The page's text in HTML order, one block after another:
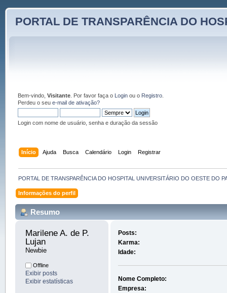
PORTAL DE TRANSPARÊNCIA DO
Bem-vindo, Visitante. Por favor faça o Loginou o Registro.
Perdeu o seu e-mail de ativação?
Login com nome de usuário, senha e duração da sessão
Início Ajuda Busca Calendário Login Registrar
PORTAL DE TRANSPARÊNCIA DO HOSPITAL UNIVERSITÁRIO DO OESTE DO
Informações do perfil
Resumo
Marilene A. de P.
Lujan
Newbie
Offline
Exibir posts
Exibir estatísticas
Posts:
Karma:
Idade:
Nome Completo:
Empresa: